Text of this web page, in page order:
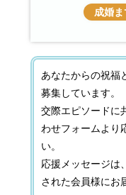
成婚
あなたからの祝福
募集しています。
交際エピソードに
わせフォームより
い。
応援メッセージは
された会員様にお